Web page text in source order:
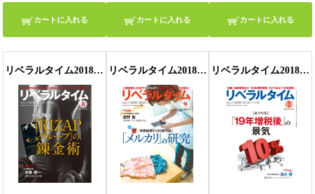
カートに入れる カートに入れる カートに入れる
リベラルタイム2018年8月号 リベラルタイム2018年9月号 リベラルタイム2018年10月号